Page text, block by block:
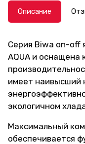
Описание
Серия Biwa on-off
AQUA и оснащена
имеет наивысший
экологичном
Максимальный
обеспечивается